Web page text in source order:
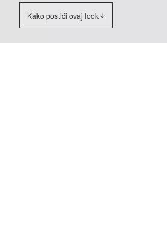
Kako postići ovaj look